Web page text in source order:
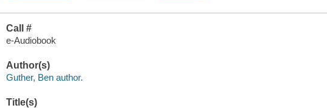
Call #
e-Audiobook
Author(s)
Guther, Ben author.
Title(s)